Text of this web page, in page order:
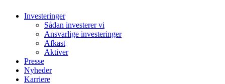
Investeringer
Sådan investerer vi
Ansvarlige investeringer
Afkast
Aktiver
Presse
Nyheder
Karriere